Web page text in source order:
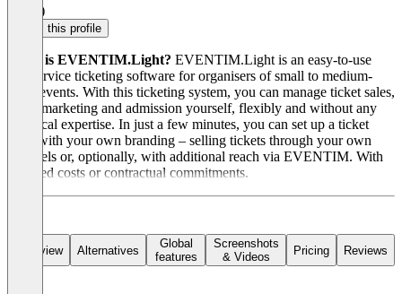
(5)
Claim this profile
What is EVENTIM.Light? EVENTIM.Light is an easy-to-use
self-service ticketing software for organisers of small to medium-
sized events. With this ticketing system, you can manage ticket sales,
event marketing and admission yourself, flexibly and without any
technical expertise. In just a few minutes, you can set up a ticket
shop with your own branding – selling tickets through your own
channels or, optionally, with additional reach via EVENTIM. With
no fixed costs or contractual commitments.
Overview Alternatives
Global
features
Screenshots
& Videos
Pricing Reviews